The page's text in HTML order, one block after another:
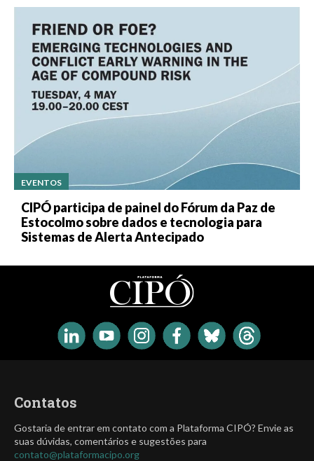
EVENTOS
CIPÓ participa de painel do Fórum da Paz de
Estocolmo sobre dados e tecnologia para
Sistemas de Alerta Antecipado
Contatos
Gostaria de entrar em contato com a Plataforma CIPÓ? Envie as
suas dúvidas, comentários e sugestões para
contato@plataformacipo.org